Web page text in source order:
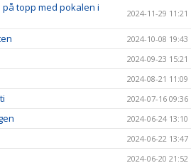
på topp med pokalen i
2024-11-29 11:21
2024-10-08 19:43
2024-09-23 15:21
2024-08-21 11:09
2024-07-16 09:36
2024-06-24 13:10
2024-06-22 13:47
2024-06-20 21:52